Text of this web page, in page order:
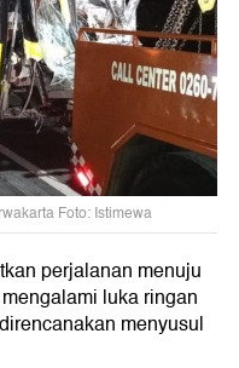
Foto: Istimewa
perjalanan menuju
luka ringan
menyusul